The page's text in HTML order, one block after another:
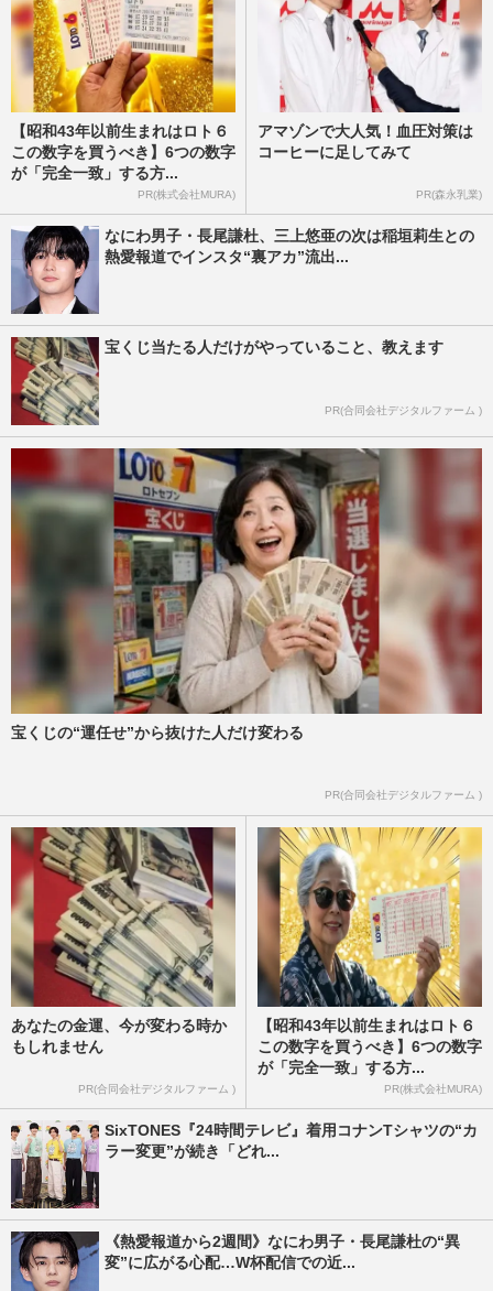
【昭和43年以前生まれはロト６
この数字を買うべき】6つの数字
が「完全一致」する方...
PR(株式会社MURA)
アマゾンで大人気！血圧対策は
コーヒーに足してみて
PR(森永乳業)
なにわ男子・長尾謙杜、三上悠亜の次は稲垣莉生との
熱愛報道でインスタ“裏アカ”流出...
宝くじ当たる人だけがやっていること、教えます
PR(合同会社デジタルファーム )
宝くじの“運任せ”から抜けた人だけ変わる
PR(合同会社デジタルファーム )
あなたの金運、今が変わる時か
もしれません
PR(合同会社デジタルファーム )
【昭和43年以前生まれはロト６
この数字を買うべき】6つの数字
が「完全一致」する方...
PR(株式会社MURA)
SixTONES『24時間テレビ』着用コナンTシャツの“カ
ラー変更”が続き「どれ...
《熱愛報道から2週間》なにわ男子・長尾謙杜の“異
変”に広がる心配…W杯配信での近...